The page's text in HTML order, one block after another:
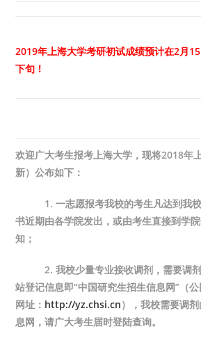
2019年上海大学考研初试成绩预计在2月
下旬！
欢迎广大考生报考上海大学，现将2018年
新）公布如下：
1. 一志愿报考我校的考生凡达到我校
书近期由各学院发出，或由考生直接到学
知；
2. 我校少量专业接收调剂，需要调剂
站登记信息即“中国研究生招生信息网”
网址： http://yz.chsi.cn），我校需要调
息网，请广大考生届时登陆查询。